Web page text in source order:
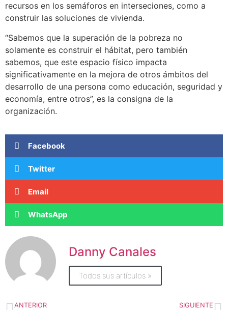
recursos en los semáforos en interseciones, como a
construir las soluciones de vivienda.
“Sabemos que la superación de la pobreza no
solamente es construir el hábitat, pero también
sabemos, que este espacio físico impacta
significativamente en la mejora de otros ámbitos del
desarrollo de una persona como educación, seguridad y
economía, entre otros”, es la consigna de la
organización.
Facebook
Twitter
Email
WhatsApp
Danny Canales
Todos sus artículos »
ANTERIOR SIGUIENTE